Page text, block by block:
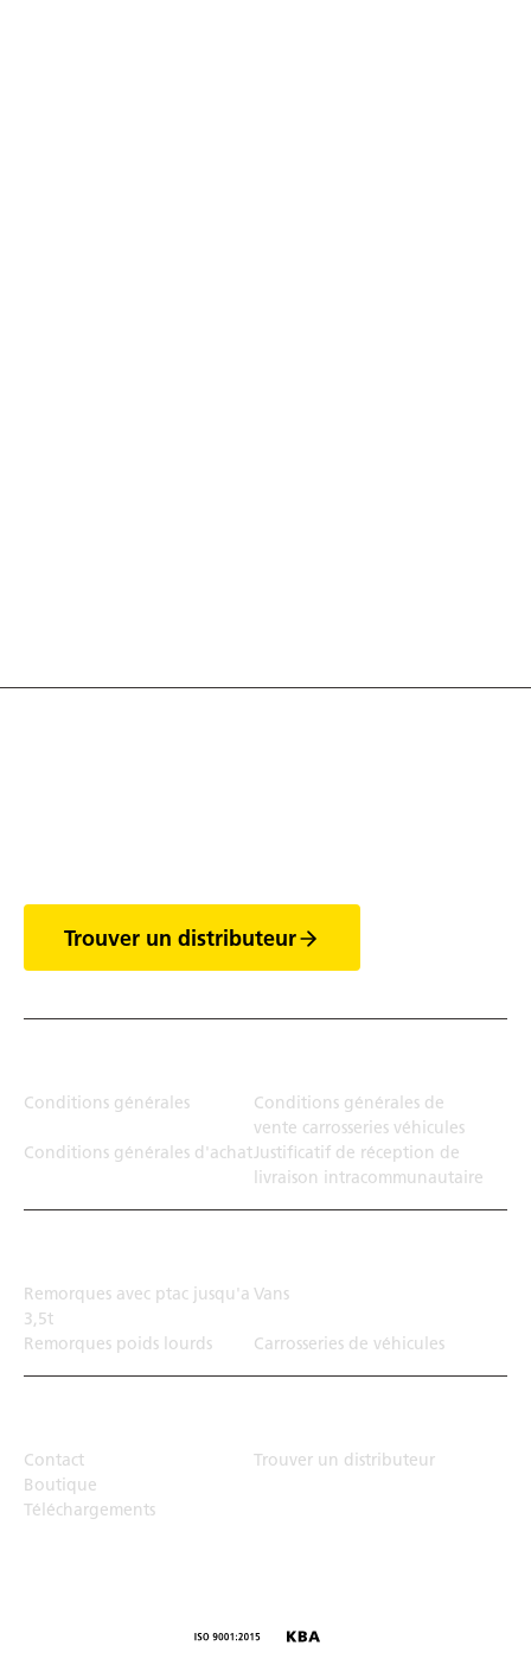
Trouver un distributeur
Conditions générales
Conditions générales de
vente carrosseries véhicules
Conditions générales d'achatJustificatif de réception de
livraison intracommunautaire
Remorques avec ptac jusqu'a
3,5t
Vans
Remorques poids lourds Carrosseries de véhicules
Contact
Trouver un distributeur
Boutique
Téléchargements